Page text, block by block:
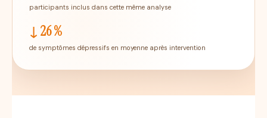
participants inclus dans cette même analyse
↓ 26 %
de symptômes dépressifs en moyenne après intervention